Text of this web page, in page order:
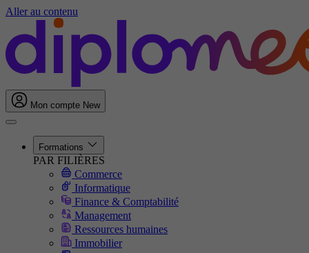
Aller au contenu
Mon compte New
Formations
PAR FILIÈRES
Commerce
Informatique
Finance & Comptabilité
Management
Ressources humaines
Immobilier